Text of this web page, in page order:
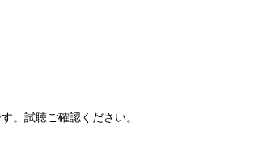
。試聴ご確認ください。